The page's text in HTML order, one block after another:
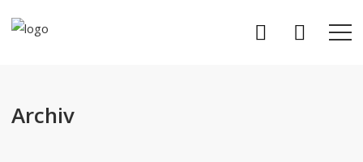
Archiv